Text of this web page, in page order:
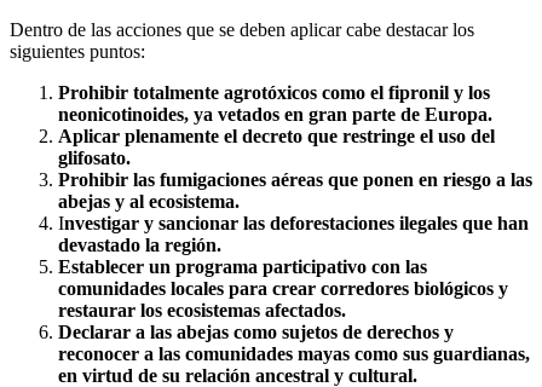
Dentro de las acciones que se deben aplicar cabe destacar los
siguientes puntos:
Prohibir totalmente agrotóxicos como el fipronil y los
neonicotinoides, ya vetados en gran parte de Europa.
Aplicar plenamente el decreto que restringe el uso del
glifosato.
Prohibir las fumigaciones aéreas que ponen en riesgo a las
abejas y al ecosistema.
Investigar y sancionar las deforestaciones ilegales que han
devastado la región.
Establecer un programa participativo con las
comunidades locales para crear corredores biológicos y
restaurar los ecosistemas afectados.
Declarar a las abejas como sujetos de derechos y
reconocer a las comunidades mayas como sus guardianas,
en virtud de su relación ancestral y cultural.